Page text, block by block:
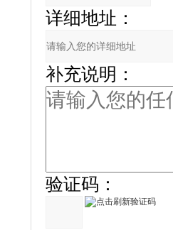
详细地址：
补充说明：
验证码：